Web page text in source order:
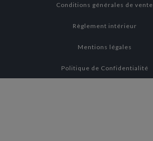
Conditions générales de vente
Règlement intérieur
Mentions légales
Politique de Confidentialité